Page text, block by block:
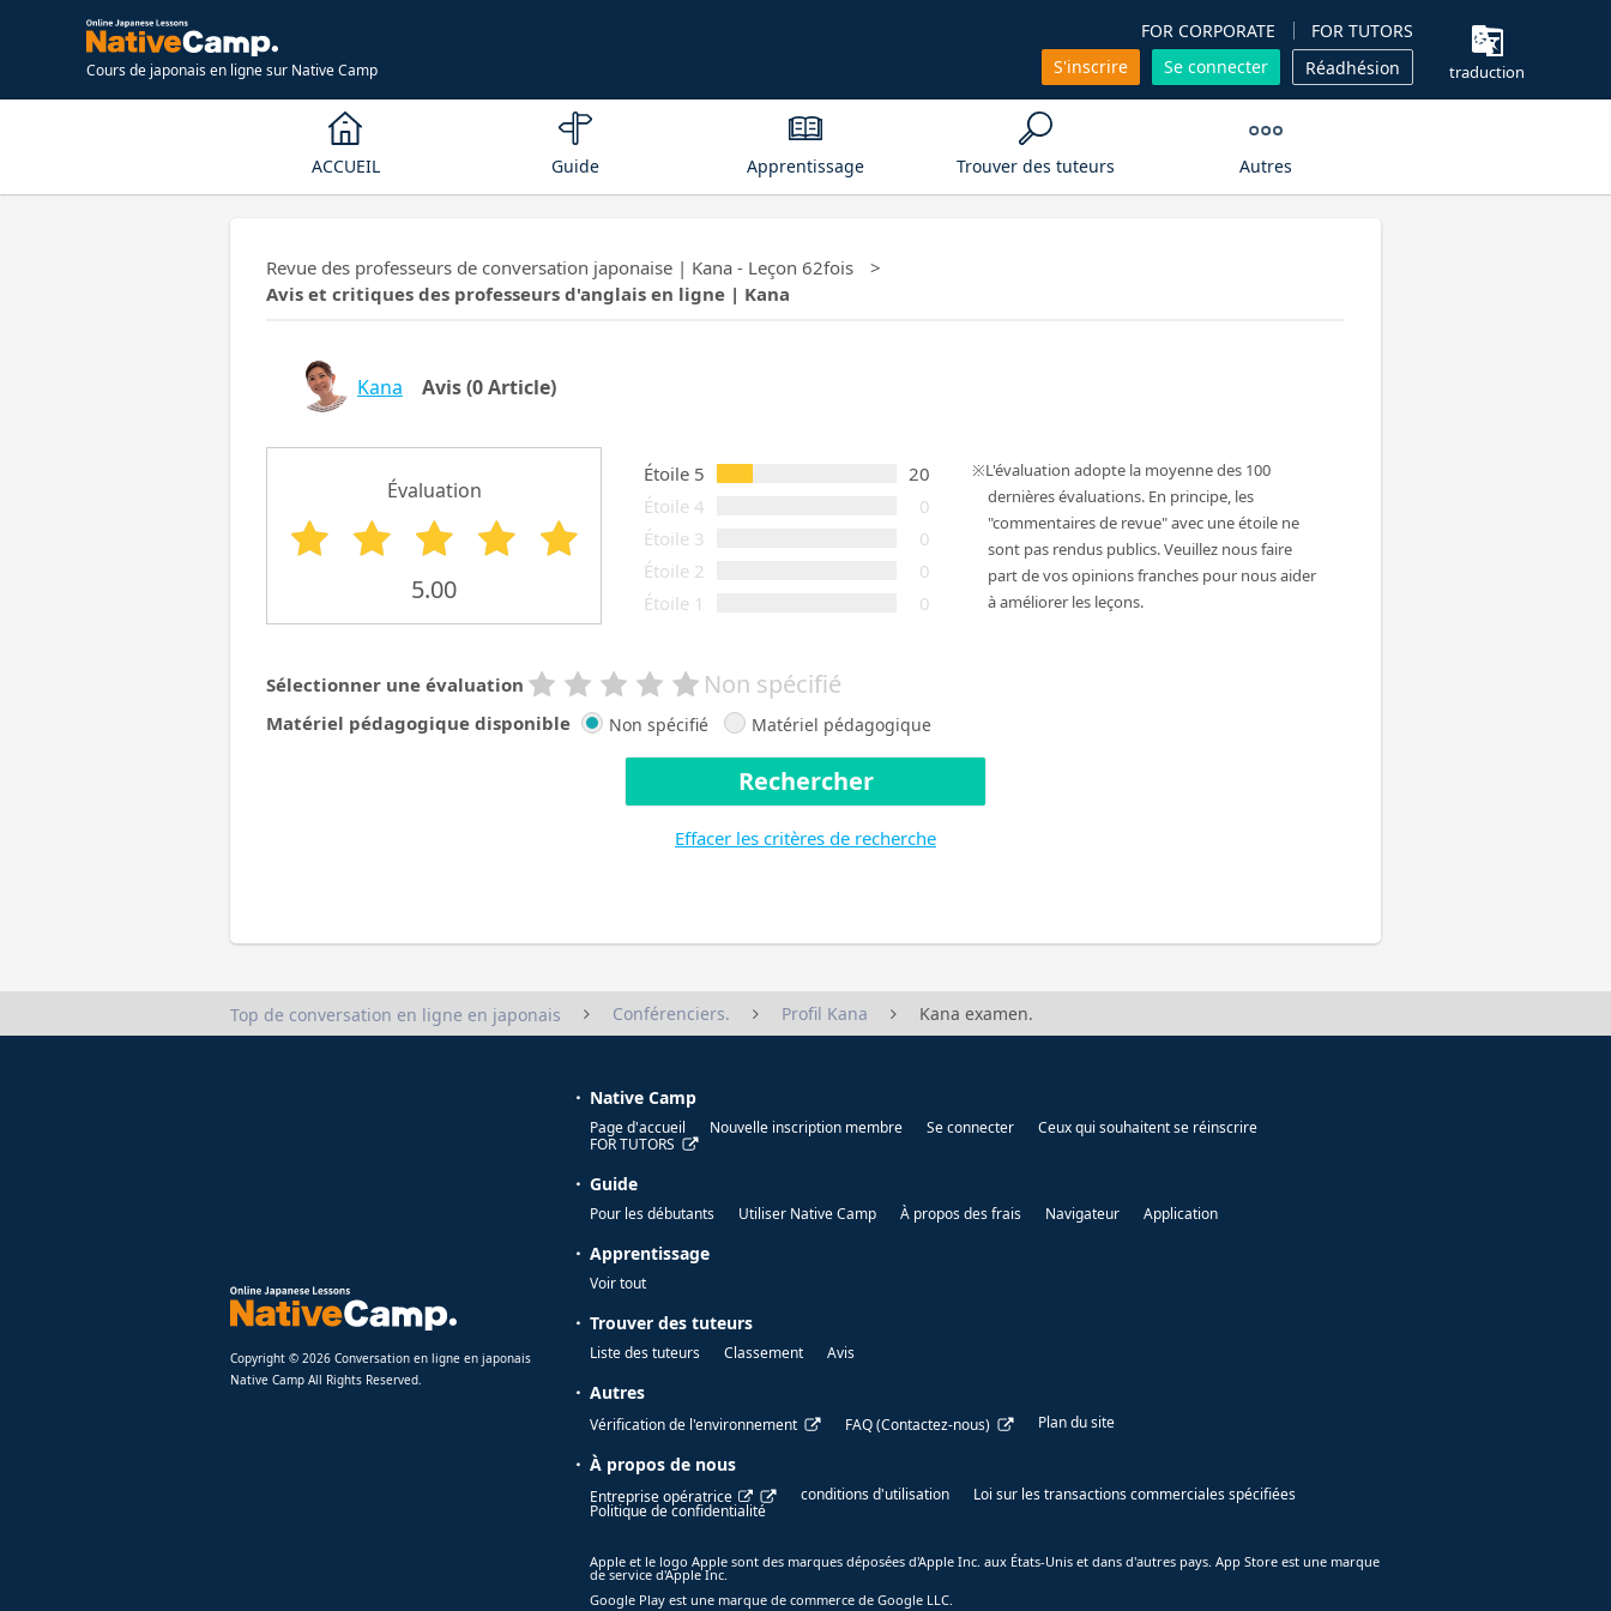
Cours de japonais en ligne sur Native Camp
FOR CORPORATE
FOR TUTORS
S'inscrire
Se connecter Réadhésion traduction
ACCUEIL Guide Apprentissage Trouver des tuteurs Autres
Revue des professeurs de conversation japonaise | Kana - Leçon 62fois
Avis et critiques des professeurs d'anglais en ligne | Kana
Kana Avis(0 Article)
Évaluation
5.00
Étoile 5
20
Étoile 4
0
Étoile 3
0
Étoile 2
0
Étoile 1
0
L'évaluation adopte la moyenne des 100
dernières évaluations. En principe, les
"commentaires de revue" avec une étoile ne
sont pas rendus publics. Veuillez nous faire
part de vos opinions franches pour nous aider
à améliorer les leçons.
Sélectionner une évaluation Non spécifié
Matériel pédagogique disponible Non spécifié Matériel pédagogique
Rechercher
Effacer les critères de recherche
Top de conversation en ligne en japonais Conférenciers. Profil Kana Kana examen.
Copyright © 2026 Conversation en ligne en japonais
Native Camp All Rights Reserved.
Native Camp
Page d'accueil Nouvelle inscription membre Se connecter
Ceux qui souhaitent se réinscrire
FOR TUTORS
Guide
Pour les débutants Utiliser Native Camp À propos des frais Navigateur Application
Apprentissage
Voir tout
Trouver des tuteurs
Liste des tuteurs Classement Avis
Autres
Vérification de l'environnement FAQ (Contactez-nous) Plan du site
À propos de nous
Entreprise opératrice conditions d'utilisation
Loi sur les transactions commerciales spécifiées
Politique de confidentialité
Apple et le logo Apple sont des marques déposées d'Apple Inc. aux États-Unis et dans d'autres pays. App Store est une marque
de service d'Apple Inc.
Google Play est une marque de commerce de Google LLC.